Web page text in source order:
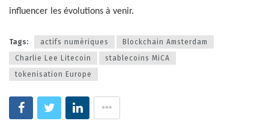
influencer les évolutions à venir.
Tags: actifs numériques
Blockchain Amsterdam
Charlie Lee Litecoin
stablecoins MiCA
tokenisation Europe